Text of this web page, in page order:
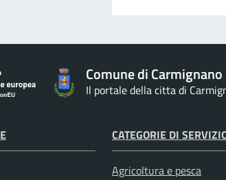
Comune di Carmignano
Il portale della citta di
CATEGORIE DI
Agricoltura e pesca